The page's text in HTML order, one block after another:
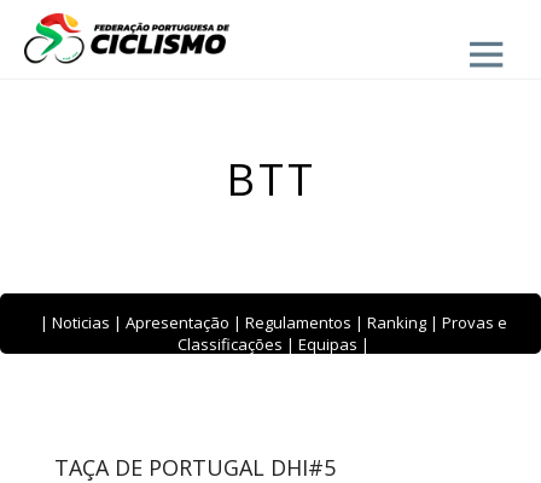
Close
BTT
| Noticias | Apresentação | Regulamentos | Ranking | Provas e
Classificações | Equipas |
TAÇA DE PORTUGAL DHI#5